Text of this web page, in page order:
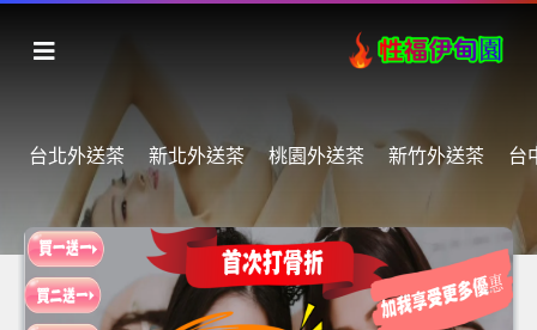
台北外送茶 新北外送茶 桃園外送茶 新竹外送茶 台